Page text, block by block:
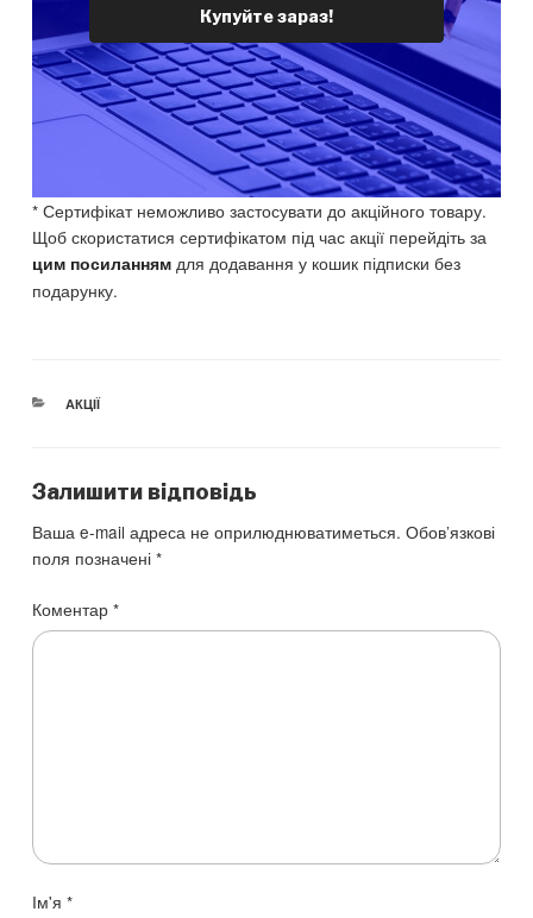
г
н
а
л
ь
н
а
ц
і
н
а
:
€
о
ч
н
а
ц
і
н
а
:
€
7
5
0
.
Купуйте зараз!
* Сертифікат неможливо застосувати до акційного товару.
Щоб скористатися сертифікатом під час акції перейдіть за
цим посиланням для додавання у кошик підписки без
подарунку.
CATEGORIES
АКЦІЇ
Залишити відповідь
Ваша e-mail адреса не оприлюднюватиметься. Обов’язкові
поля позначені*
Коментар*
Ім'я*